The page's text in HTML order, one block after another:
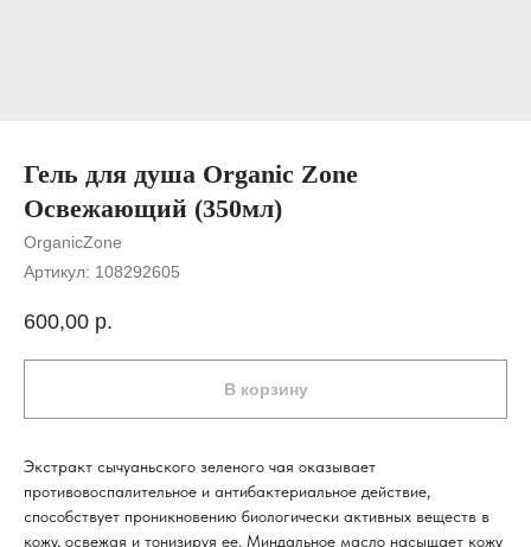
Гель для душа Organic Zone
Освежающий (350мл)
OrganicZone
Артикул: 108292605
600,00 р.
В корзину
Экстракт сычуаньского зеленого чая оказывает
противовоспалительное и антибактериальное действие,
способствует проникновению биологически активных веществ в
кожу, освежая и тонизируя ее. Миндальное масло насыщает кожу